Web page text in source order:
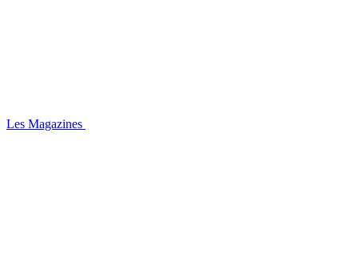
Les Magazines